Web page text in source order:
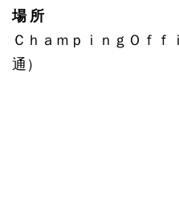
場 所
ＣｈａｍｐｉｎｇＯｆ
通）